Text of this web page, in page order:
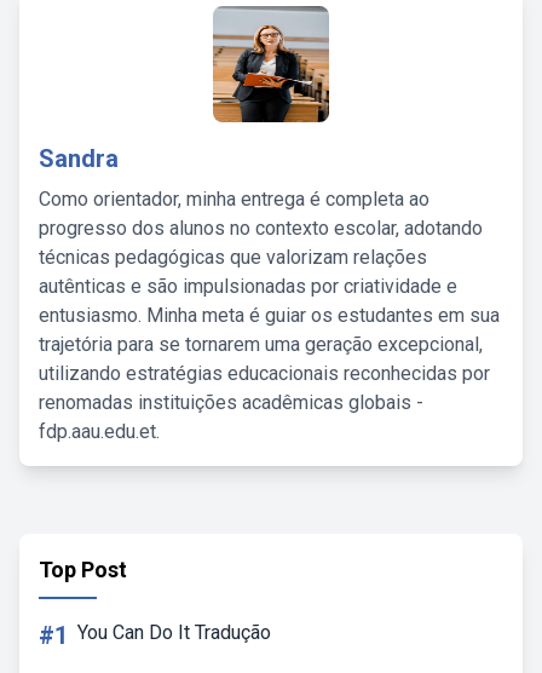
Sandra
Como orientador, minha entrega é completa ao
progresso dos alunos no contexto escolar, adotando
técnicas pedagógicas que valorizam relações
autênticas e são impulsionadas por criatividade e
entusiasmo. Minha meta é guiar os estudantes em sua
trajetória para se tornarem uma geração excepcional,
utilizando estratégias educacionais reconhecidas por
renomadas instituições acadêmicas globais -
fdp.aau.edu.et.
Top Post
#1 You Can Do It Tradução